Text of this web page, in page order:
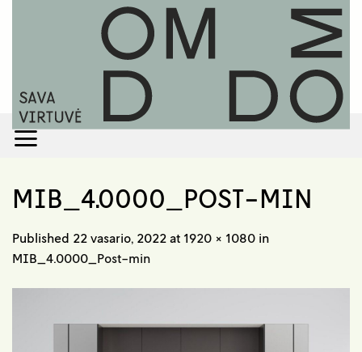
MIB_4.0000_POST-MIN
Published 22 vasario, 2022 at 1920 × 1080 in
MIB_4.0000_Post-min